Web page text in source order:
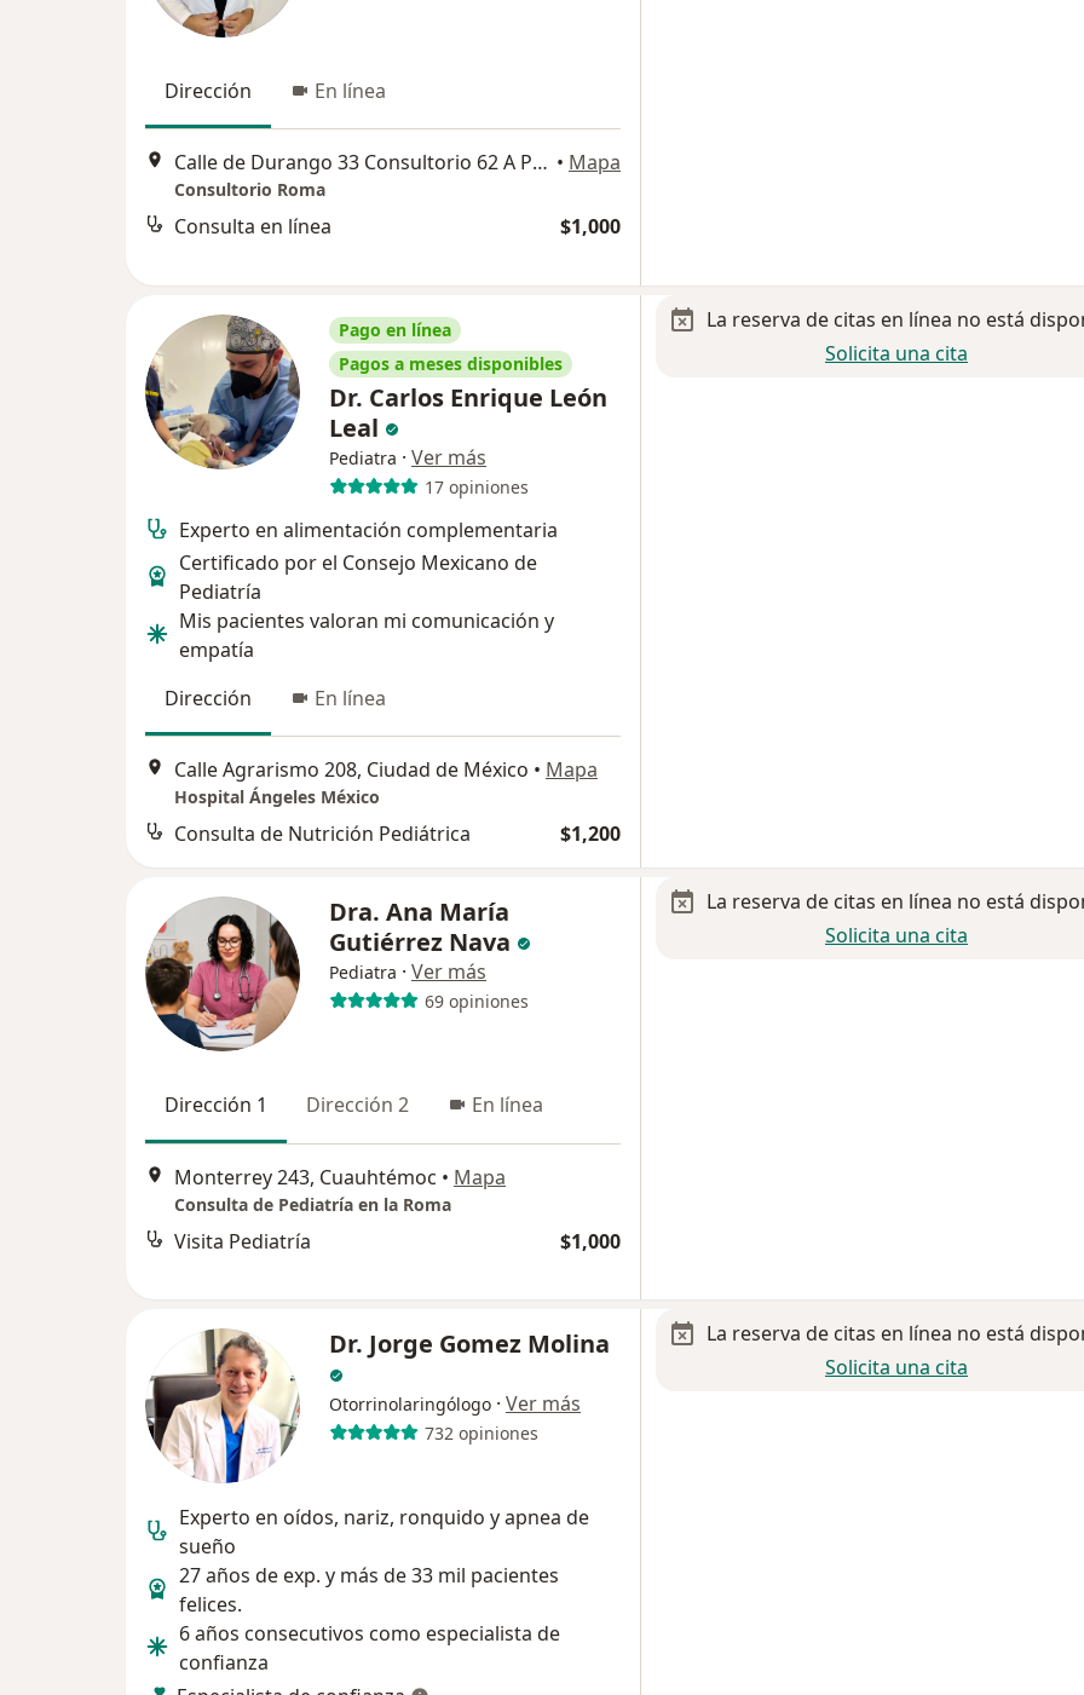
Dirección En línea
Calle de Durango 33 Consultorio 62 A Piso 6, Ciudad de México • Mapa
Consultorio Roma
Consulta en línea $1,000
Pago en línea
Pagos a meses disponibles
Dr. Carlos Enrique León
Leal
Pediatra · Ver más
17 opiniones
Experto en alimentación complementaria
Certificado por el Consejo Mexicano de
Pediatría
Mis pacientes valoran mi comunicación y
empatía
Dirección
En línea
Calle Agrarismo 208, Ciudad de México • Mapa
Hospital Ángeles México
Consulta de Nutrición Pediátrica $1,200
La reserva de citas en línea no está
Solicita una cita
Dra. Ana María
Gutiérrez Nava
Pediatra · Ver más
69 opiniones
Dirección 1 Dirección 2 En línea
Monterrey 243, Cuauhtémoc • Mapa
Consulta de Pediatría en la Roma
Visita Pediatría $1,000
La reserva de citas en línea no está
Solicita una cita
Dr. Jorge Gomez Molina
Otorrinolaringólogo · Ver más
732 opiniones
Experto en oídos, nariz, ronquido y apnea de
sueño
27 años de exp. y más de 33 mil pacientes
felices.
6 años consecutivos como especialista de
confianza
La reserva de citas en línea no está
Solicita una cita